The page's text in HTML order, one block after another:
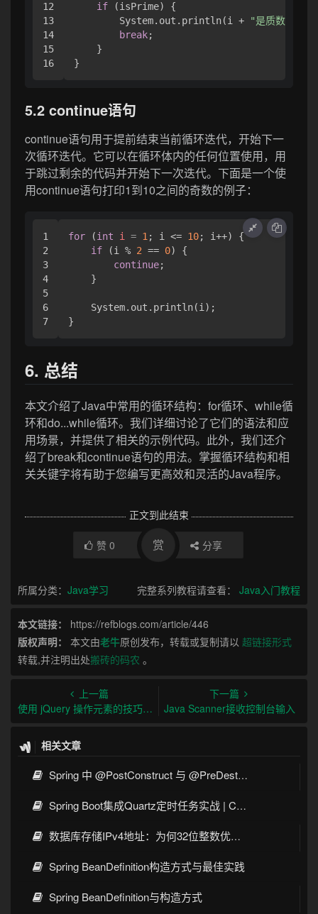
12
13
14
15
if (isPrime) {
        System.out.println(i +
"是质数"
break;
    }
5.2 continue语句
continue语句用于提前结束当前循环迭代，开始下一
次循环迭代。它可以在循环体内的任何位置使用，用
于跳过剩余的代码并开始下一次迭代。下面是一个使
用continue语句打印1到10之间的奇数的例子：
1
2
3
4
5
6
for (int i = 1 ; i <= 10; i++) {
if (i % 2 == 0) {
continue;
    }
    System.out.println(i);
6. 总结
本文介绍了Java中常用的循环结构：for循环、while循
环和do...while循环。我们详细讨论了它们的语法和应
用场景，并提供了相关的示例代码。此外，我们还介
绍了break和continue语句的用法。掌握循环结构和相
关关键字将有助于您编写更高效和灵活的Java程序。
正文到此结束
赞 0 赏 分享
所属分类： Java学习 完整系列教程请查看： Java入门教程
本文链接：
https://refblogs.com/article/446
版权声明：
本文由老牛原创发布，转载或复制请以 超链接形式
转载,并注明出处搬砖的码农 。
上一篇
使用 jQuery 操作元素的技巧与实例代码
下一篇
Java Scanner接收控制台输入
相关文章
Spring 中 @PostConstruct 与 @PreDestroy 的完整与实战
Spring Boot集成Quartz定时任务实战 | Cron表达式详解
数据库存储IPv4地址：为何32位整数优于字符串 | 性能分析
Spring BeanDefinition构造方式与最佳实践
Spring BeanDefinition与构造方式